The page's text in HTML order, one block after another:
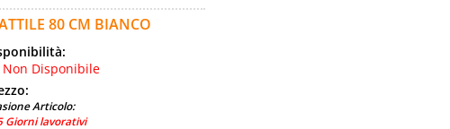
80 CM BIANCO
Non Disponibile
Articolo:
Giorni lavorativi